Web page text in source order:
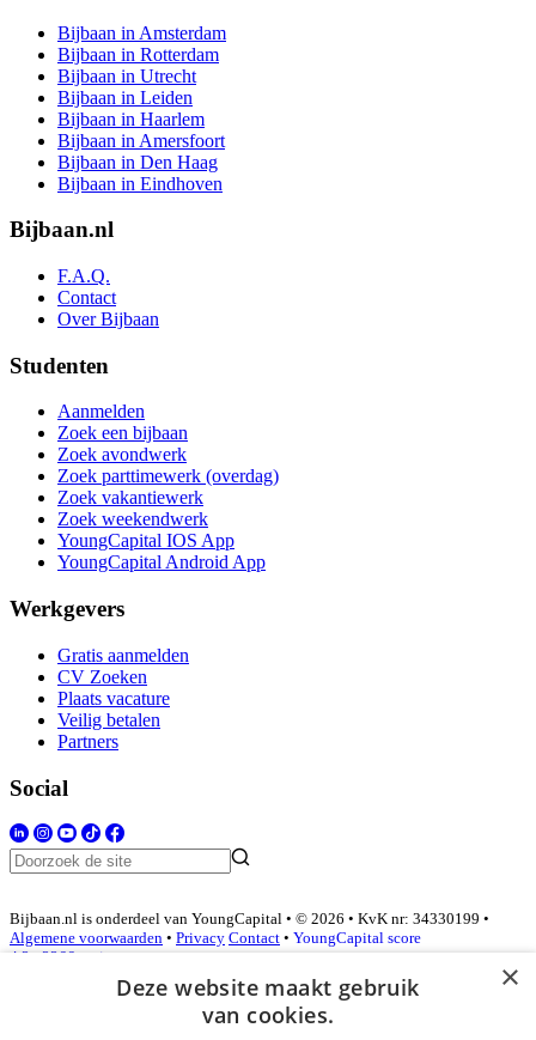
Bijbaan in Amsterdam
Bijbaan in Rotterdam
Bijbaan in Utrecht
Bijbaan in Leiden
Bijbaan in Haarlem
Bijbaan in Amersfoort
Bijbaan in Den Haag
Bijbaan in Eindhoven
Bijbaan.nl
F.A.Q.
Contact
Over Bijbaan
Studenten
Aanmelden
Zoek een bijbaan
Zoek avondwerk
Zoek parttimewerk (overdag)
Zoek vakantiewerk
Zoek weekendwerk
YoungCapital IOS App
YoungCapital Android App
Werkgevers
Gratis aanmelden
CV Zoeken
Plaats vacature
Veilig betalen
Partners
Social
Bijbaan.nl is onderdeel van YoungCapital • © 2026 • KvK nr: 34330199 •
Algemene voorwaarden • Privacy Contact • YoungCapital score
4.3 - 3366 reviews
×
Deze website maakt gebruik
van cookies.